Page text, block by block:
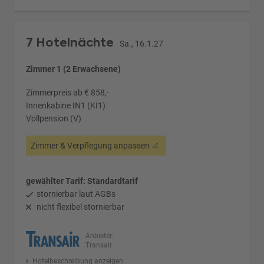
7 Hotelnächte Sa., 16.1.27
Zimmer 1 (2 Erwachsene)
Zimmerpreis ab € 858,-
Innenkabine IN1 (KI1)
Vollpension (V)
Zimmer & Verpflegung anpassen
gewählter Tarif: Standardtarif
stornierbar laut AGBs
nicht flexibel stornierbar
Anbieter:
Transair
Hotelbeschreibung anzeigen